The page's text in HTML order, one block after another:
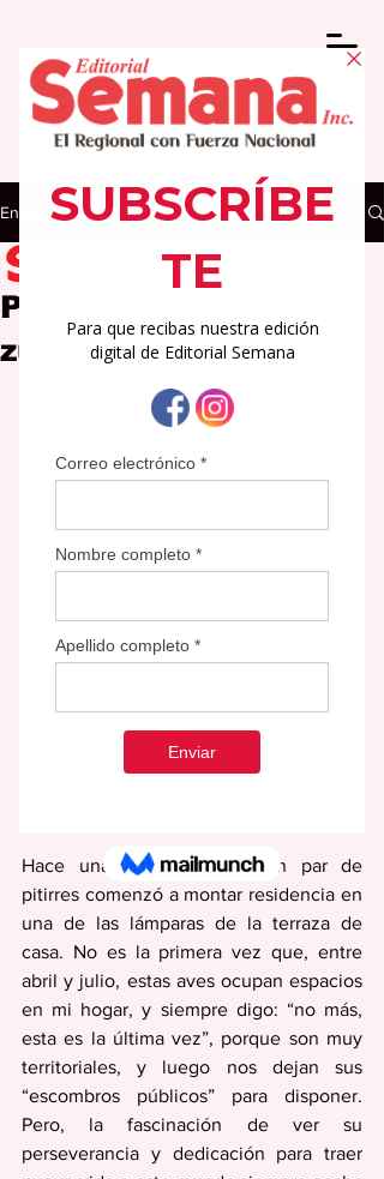
Entrada
Pitirres… y
zumbadores
3 min de lectura
Hace unas semanas que un par de
pitirres comenzó a montar residencia en
una de las lámparas de la terraza de
casa. No es la primera vez que, entre
abril y julio, estas aves ocupan espacios
en mi hogar, y siempre digo: “no más,
esta es la última vez”, porque son muy
territoriales, y luego nos dejan sus
“escombros públicos” para disponer.
Pero, la fascinación de ver su
perseverancia y dedicación para traer